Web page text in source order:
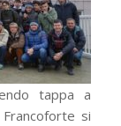
tappa a
si